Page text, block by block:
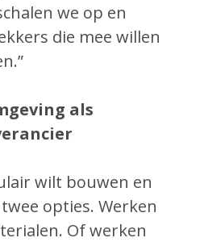
we op en
die mee willen
als
wilt bouwen en
opties. Werken
Of werken